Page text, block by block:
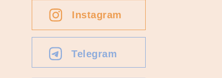
Instagram
Telegram